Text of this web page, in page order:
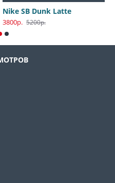
Nike SB Dunk Latte
3800р. 5200р.